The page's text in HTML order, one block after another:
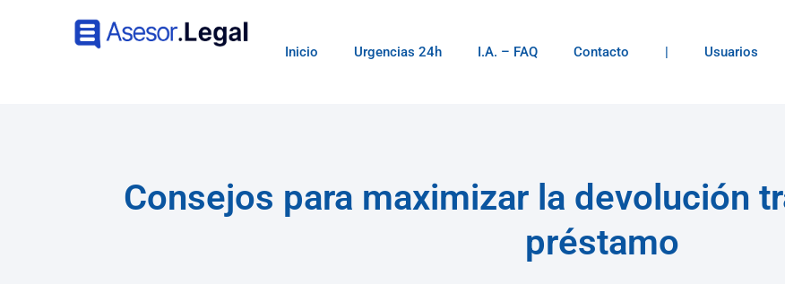
Inicio Urgencias 24h I.A. – FAQ Contacto | Usuarios
Consejos para maximizar la devolución
préstamo